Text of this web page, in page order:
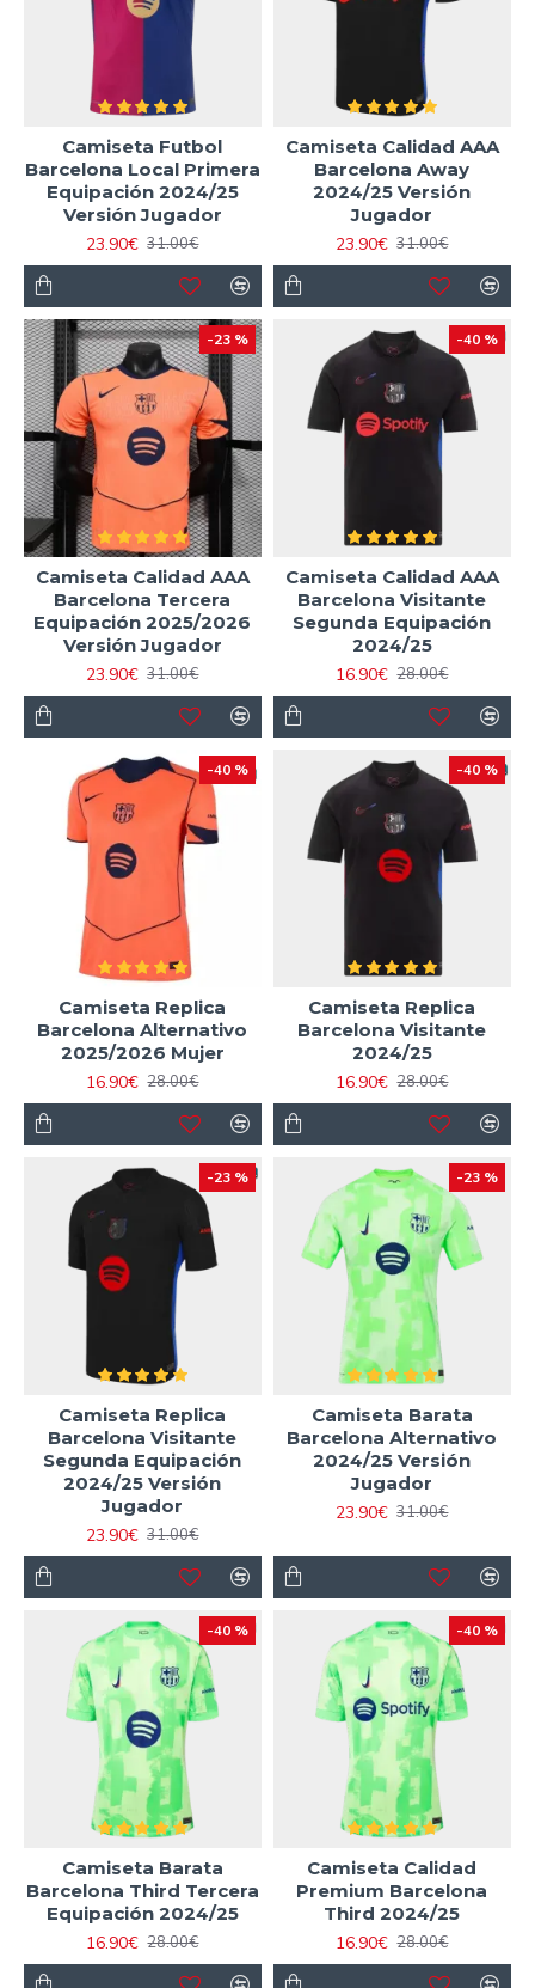
Camiseta Futbol
Barcelona Local Primera
Equipación 2024/25
Versión Jugador
23.90€ 31.00€
Camiseta Calidad AAA
Barcelona Away
2024/25 Versión
Jugador
23.90€ 31.00€
-23 %
Camiseta Calidad AAA
Barcelona Tercera
Equipación 2025/2026
Versión Jugador
23.90€ 31.00€
-40 %
Camiseta Calidad AAA
Barcelona Visitante
Segunda Equipación
2024/25
16.90€ 28.00€
-40 %
Camiseta Replica
Barcelona Alternativo
2025/2026 Mujer
16.90€ 28.00€
-40 %
Camiseta Replica
Barcelona Visitante
2024/25
16.90€ 28.00€
-23 %
Camiseta Replica
Barcelona Visitante
Segunda Equipación
2024/25 Versión
Jugador
23.90€ 31.00€
-23 %
Camiseta Barata
Barcelona Alternativo
2024/25 Versión
Jugador
23.90€ 31.00€
-40 %
Camiseta Barata
Barcelona Third Tercera
Equipación 2024/25
16.90€ 28.00€
-40 %
Camiseta Calidad
Premium Barcelona
Third 2024/25
16.90€ 28.00€